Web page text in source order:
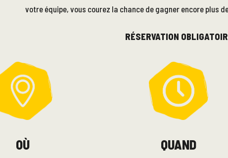
votre équipe, vous courez la chance de gagner encore plus
RÉSERVATION
OÙ QUAND